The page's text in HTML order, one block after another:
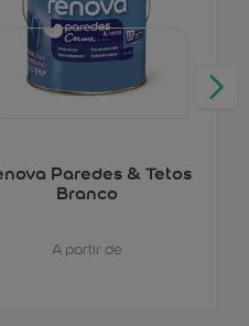
Paredes & Tetos
Branco
A partir de